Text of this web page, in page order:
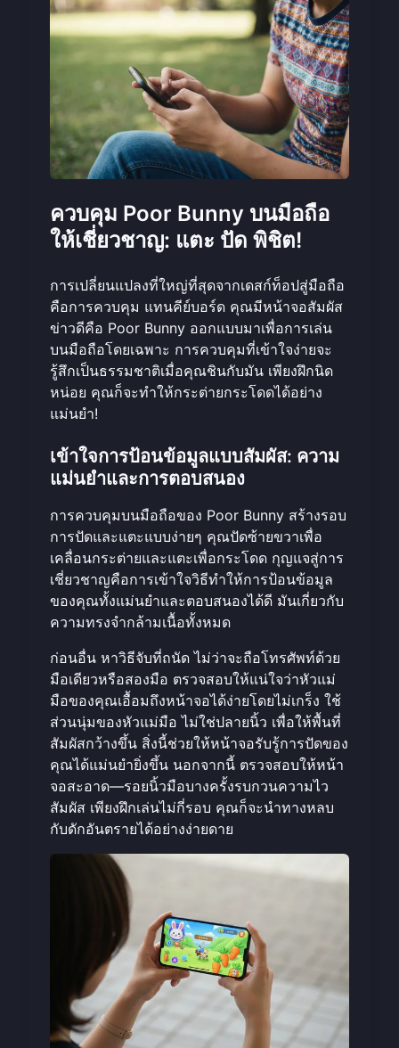
ควบคุม Poor Bunny บนมือถือ
ให้เชี่ยวชาญ: แตะ ปัด พิชิต!
การเปลี่ยนแปลงที่ใหญ่ที่สุดจากเดสก์ท็อปสู่มือถือ
คือการควบคุม แทนคีย์บอร์ด คุณมีหน้าจอสัมผัส
ข่าวดีคือ Poor Bunny ออกแบบมาเพื่อการเล่น
บนมือถือโดยเฉพาะ การควบคุมที่เข้าใจง่ายจะ
รู้สึกเป็นธรรมชาติเมื่อคุณชินกับมัน เพียงฝึกนิด
หน่อย คุณก็จะทำให้กระต่ายกระโดดได้อย่าง
แม่นยำ!
เข้าใจการป้อนข้อมูลแบบสัมผัส: ความ
แม่นยำและการตอบสนอง
การควบคุมบนมือถือของ Poor Bunny สร้างรอบ
การปัดและแตะแบบง่ายๆ คุณปัดซ้ายขวาเพื่อ
เคลื่อนกระต่ายและแตะเพื่อกระโดด กุญแจสู่การ
เชี่ยวชาญคือการเข้าใจวิธีทำให้การป้อนข้อมูล
ของคุณทั้งแม่นยำและตอบสนองได้ดี มันเกี่ยวกับ
ความทรงจำกล้ามเนื้อทั้งหมด
ก่อนอื่น หาวิธีจับที่ถนัด ไม่ว่าจะถือโทรศัพท์ด้วย
มือเดียวหรือสองมือ ตรวจสอบให้แน่ใจว่าหัวแม่
มือของคุณเอื้อมถึงหน้าจอได้ง่ายโดยไม่เกร็ง ใช้
ส่วนนุ่มของหัวแม่มือ ไม่ใช่ปลายนิ้ว เพื่อให้พื้นที่
สัมผัสกว้างขึ้น สิ่งนี้ช่วยให้หน้าจอรับรู้การปัดของ
คุณได้แม่นยำยิ่งขึ้น นอกจากนี้ ตรวจสอบให้หน้า
จอสะอาด—รอยนิ้วมือบางครั้งรบกวนความไว
สัมผัส เพียงฝึกเล่นไม่กี่รอบ คุณก็จะนำทางหลบ
กับดักอันตรายได้อย่างง่ายดาย